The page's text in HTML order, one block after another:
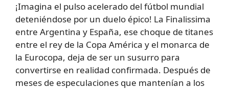
¡Imagina el pulso acelerado del fútbol mundial
deteniéndose por un duelo épico! La Finalissima
entre Argentina y España, ese choque de titanes
entre el rey de la Copa América y el monarca de
la Eurocopa, deja de ser un susurro para
convertirse en realidad confirmada. Después de
meses de especulaciones que mantenían a los